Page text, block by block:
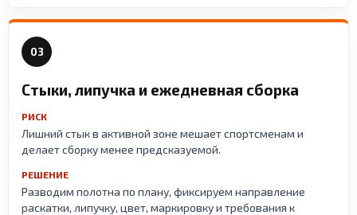
03
Стыки, липучка и ежедневная сборка
РИСК
Лишний стык в активной зоне мешает спортсменам и
делает сборку менее предсказуемой.
РЕШЕНИЕ
Разводим полотна по плану, фиксируем направление
раскатки, липучку, цвет, маркировку и требования к